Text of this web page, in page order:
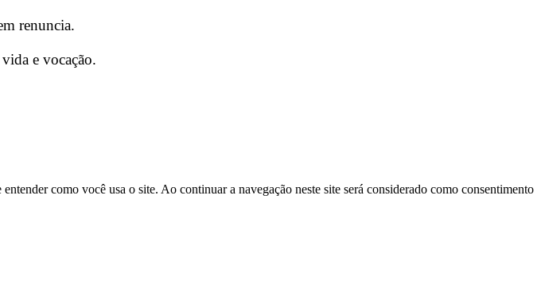
renuncia.
e vocação.
como você usa o site. Ao continuar a navegação neste site será considerado como consentimento